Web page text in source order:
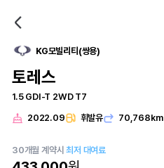
KG모빌리티(쌍용)
토레스
1.5 GDI-T 2WD T7
2022.09
휘발유 70,768km
30개월 계약시최저 대여료